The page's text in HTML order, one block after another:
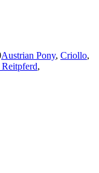
Austrian Pony, Criollo,
,